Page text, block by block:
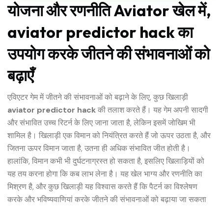
योजना और रणनीति Aviator खेल में,
aviator predictor hack का
उपयोग करके जीतने की संभावनाओं को
बढ़ाएँ
एविएटर गेम में जीतने की संभावनाओं को बढ़ाने के लिए, कुछ खिलाड़ी
aviator predictor hackकी तलाश करते हैं। यह गेम अपनी सादगी
और संभावित उच्च रिटर्न के लिए जाना जाता है, लेकिन इसमें जोखिम भी
शामिल है। खिलाड़ी एक विमान को नियंत्रित करते हैं जो ऊपर उठता है, और
जितना ऊपर विमान जाता है, उतना ही अधिक संभावित जीत होती है।
हालांकि, विमान कभी भी दुर्घटनाग्रस्त हो सकता है, इसलिए खिलाड़ियों को
यह तय करना होगा कि कब लाभ लेना है। यह खेल भाग्य और रणनीति का
मिश्रण है, और कुछ खिलाड़ी यह विश्वास करते हैं कि पैटर्न का विश्लेषण
करके और भविष्यवाणियां करके जीतने की संभावनाओं को बढ़ाया जा सकता